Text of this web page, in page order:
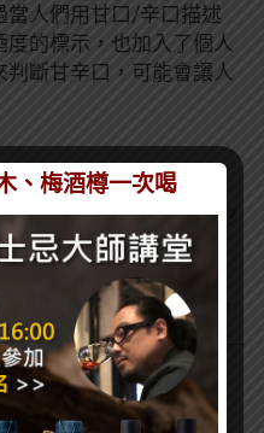
當人們用甘口/辛口描述
的標示，也加入了個人
斷甘辛口，可能會讓人
泡盛，到底哪裡不一樣？
密!
木盒？「枡」是什麼？
、梅酒樽一次喝